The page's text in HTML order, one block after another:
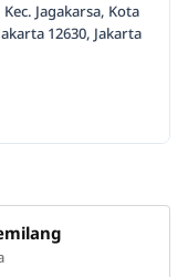
Jagakarsa, Kota
12630, Jakarta